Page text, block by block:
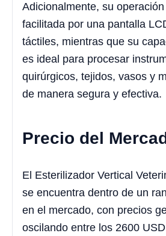
Adicionalmente, su
facilitada por una pantalla
táctiles, mientras que su
es ideal para procesar
quirúrgicos, tejidos, vasos y
de manera segura y efectiva.
Precio del
El Esterilizador Vertical
se encuentra dentro de un
en el mercado, con precios
oscilando entre los 2600